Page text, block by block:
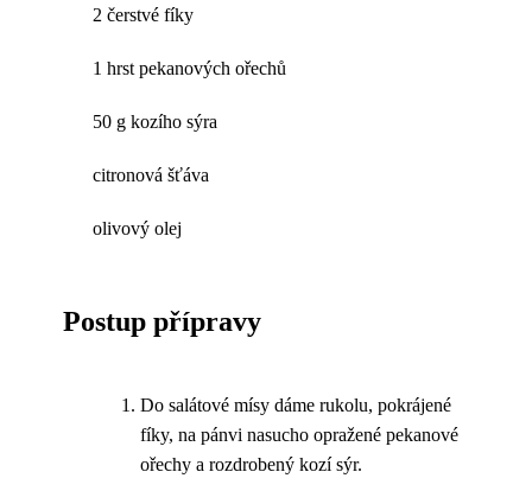
2 čerstvé fíky
1 hrst pekanových ořechů
50 g kozího sýra
citronová šťáva
olivový olej
Postup přípravy
Do salátové mísy dáme rukolu, pokrájené
fíky, na pánvi nasucho opražené pekanové
ořechy a rozdrobený kozí sýr.